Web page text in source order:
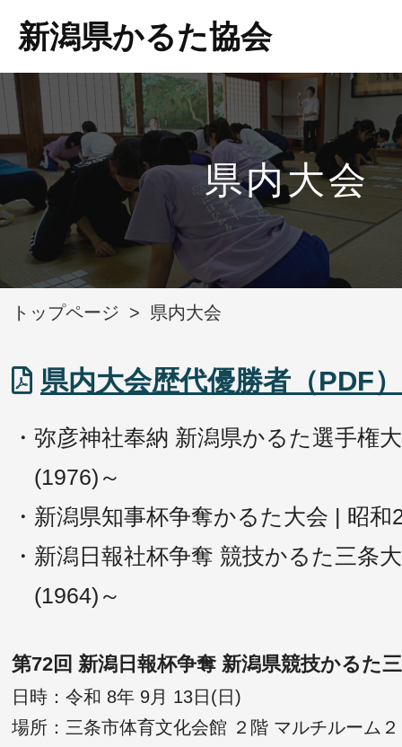
新潟県かるた協会
県内大会
トップページ > 県内大会
県内大会歴代優勝者（PDF）
・弥彦神社奉納 新潟県かるた選手権
(1976)～
・新潟県知事杯争奪かるた大会 | 昭和
・新潟日報社杯争奪 競技かるた三条
(1964)～
第72回 新潟日報杯争奪 新潟県競技かるた
日時：令和 8年 9月 13日(日)
場所：三条市体育文化会館 ２階 マルチルーム